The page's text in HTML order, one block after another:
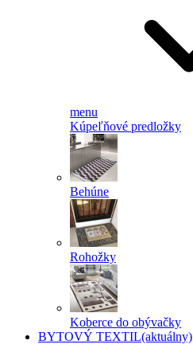
menu
Kúpeľňové predložky
Behúne
Rohožky
Koberce do obývačky
BYTOVÝ TEXTIL(aktuálny)